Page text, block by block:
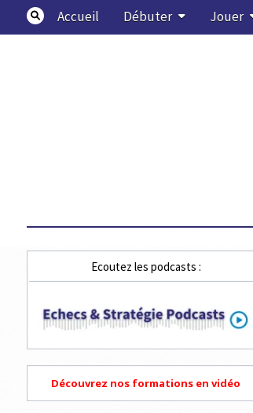
content
Accueil Débuter Jouer
Ecoutez les podcasts :
Découvrez nos formations en vidéo